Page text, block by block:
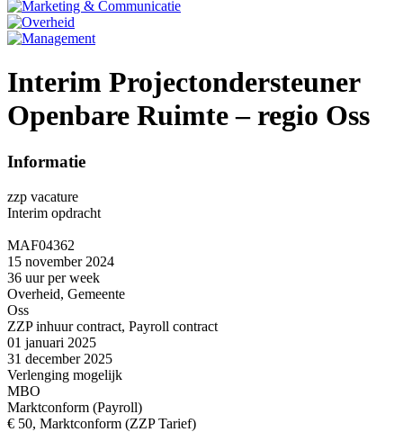
Interim Projectondersteuner
Openbare Ruimte – regio Oss
Informatie
zzp vacature
Interim opdracht
MAF04362
15 november 2024
36 uur per week
Overheid, Gemeente
Oss
ZZP inhuur contract, Payroll contract
01 januari 2025
31 december 2025
Verlenging mogelijk
MBO
Marktconform (Payroll)
€ 50, Marktconform (ZZP Tarief)